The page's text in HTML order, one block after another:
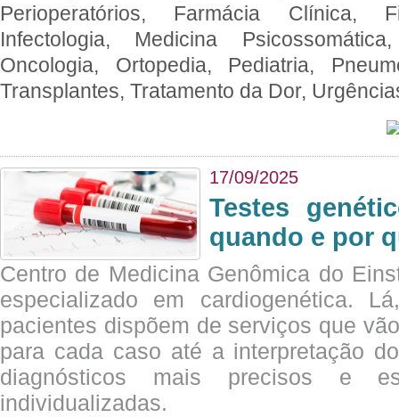
Perioperatórios, Farmácia Clínica,
Infectologia, Medicina
Oncologia, Ortopedia, Pediatria,
Transplantes, Tratamento da Dor,
17/09/2025
Testes
quando e por
Centro de Medicina Genômica do
especializado em cardiogenética.
pacientes dispõem de serviços que
para cada caso até a interpretação
diagnósticos mais precisos e
individualizadas.